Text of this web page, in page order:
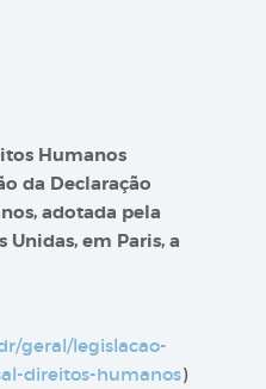
Humanos
da Declaração
adotada pela
Unidas, em Paris, a
geral/legislacao-
direitos-humanos)